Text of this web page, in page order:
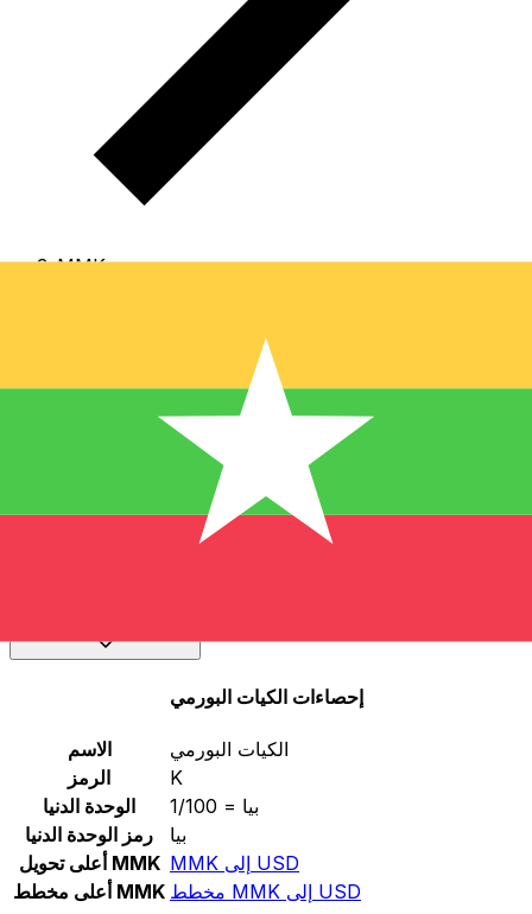
MMK
الكيات البورمي هي عملة ميانمار (بورما).
سعر صرف لـ الكيات البورمي هو من MMK إلى USD.رمز
العملة لـ كيات هو MMK
، ورمز العملة هو K.في الأسفل ستجد
الرسمية. قد تختلف أسعار MMK في السوق السوداءبشكل كبير .
إحصاءات الكيات البورمي
الاسم
الكيات البورمي
الرمز
K
الوحدة الدنيا
1/100 = بيا
رمز الوحدة الدنيا
بيا
أعلى تحويل MMK
MMK إلى USD
أعلى مخطط MMK
مخطط MMK إلى USD